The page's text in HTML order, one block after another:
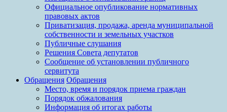
Официальное опубликование нормативных
правовых актов
Приватизация, продажа, аренда муниципальной
собственности и земельных участков
Публичные слушания
Решения Совета депутатов
Сообщение об установлении публичного
сервитута
Обращения Обращения
Место, время и порядок приема граждан
Порядок обжалования
Информация об итогах работы